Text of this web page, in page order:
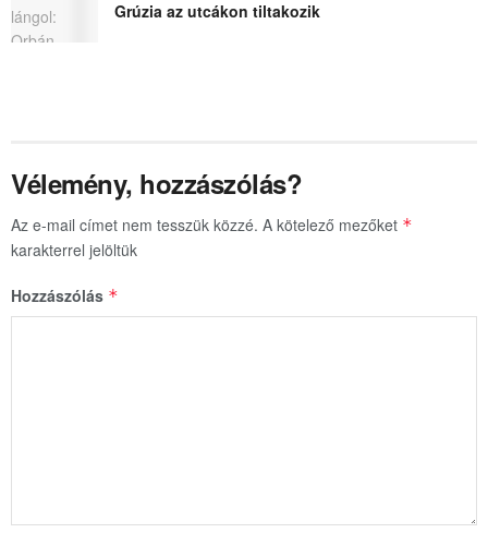
Grúzia az utcákon tiltakozik
Vélemény, hozzászólás?
Az e-mail címet nem tesszük közzé. A kötelező mezőket *
karakterrel jelöltük
Hozzászólás *